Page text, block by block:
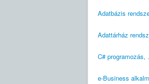
Adatbázis
Adattárház
C# programozás,
e-Business